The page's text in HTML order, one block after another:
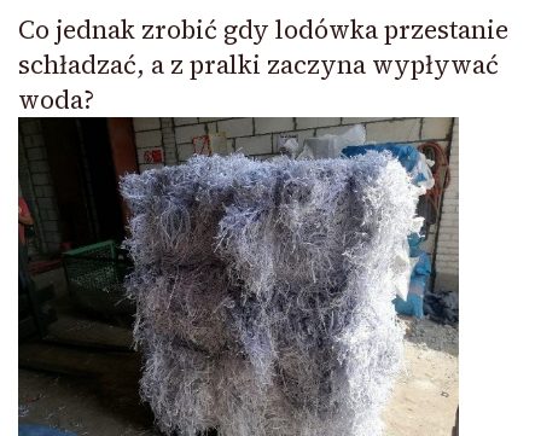
Co jednak zrobić gdy lodówka przestanie
schładzać, a z pralki zaczyna wypływać
woda?